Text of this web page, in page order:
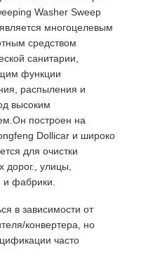
Washer Sweep
многоцелевым
средством
санитарии,
функции
распыления и
высоким
построен на
Dollicar и широко
для очистки
дорог., улицы,
и фабрики.
в зависимости от
конвертера, но
часто